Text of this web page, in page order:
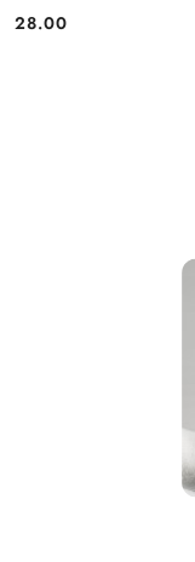
Cena:
28.00